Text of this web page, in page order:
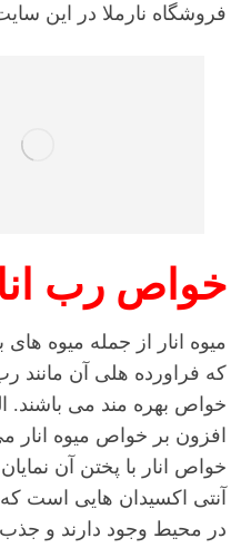
فروشگاه نارملا در این
خواص رب
میوه انار از جمله میوه
که فراورده هلی آن مانند
خواص بهره مند می باشند.
افزون بر خواص میوه انار
خواص انار با پختن آن
آنتی اکسیدان هایی است
در محیط وجود دارند و